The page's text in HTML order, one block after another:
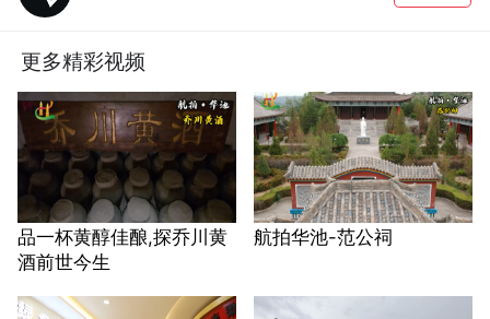
更多精彩视频
品一杯黄醇佳酿,探乔川黄
酒前世今生
航拍华池-范公祠